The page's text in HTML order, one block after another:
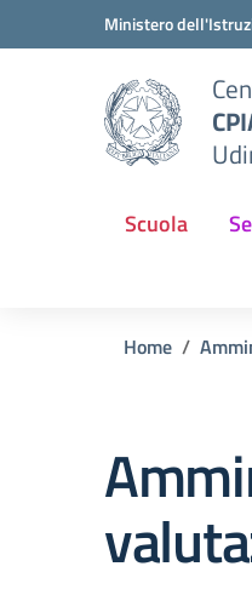
Vai ai contenuti
Vai al menu di navigazione
Ministero
Scuola
Home